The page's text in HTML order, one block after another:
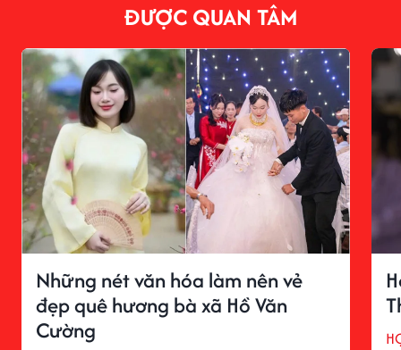
ĐƯỢC QUAN TÂM
Những nét văn hóa làm nên vẻ
đẹp quê hương bà xã Hồ Văn
Cường